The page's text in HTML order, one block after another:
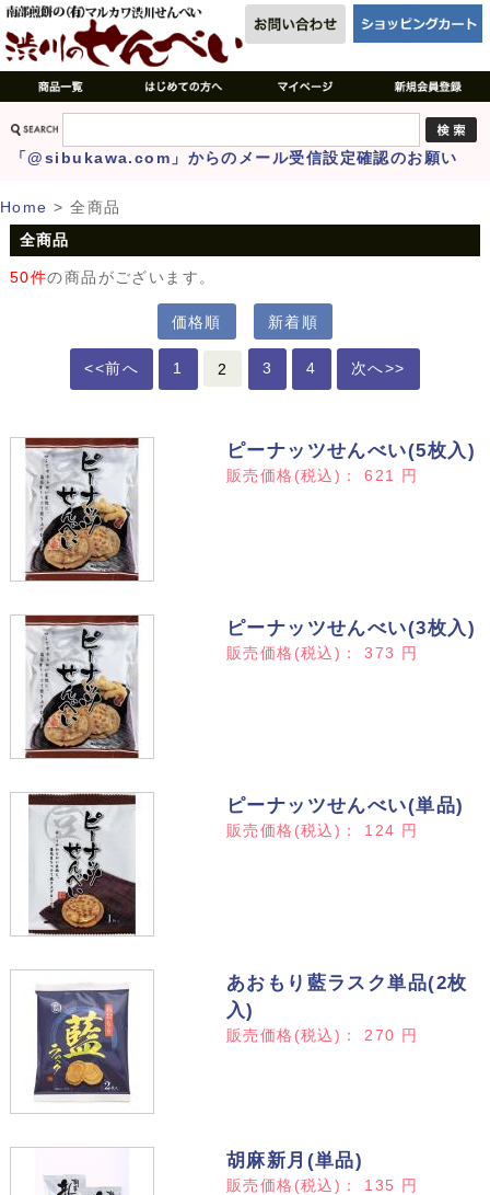
「@sibukawa.com」からのメール受信設定確認のお願い
Home >全商品
全商品
50件の商品がございます。
価格順 新着順
<<前へ 1 2 3 4 次へ>>
ピーナッツせんべい(5枚入)
販売価格(税込)：621 円
ピーナッツせんべい(3枚入)
販売価格(税込)：373 円
ピーナッツせんべい(単品)
販売価格(税込)： 124 円
あおもり藍ラスク単品(2枚
入)
販売価格(税込)： 270 円
胡麻新月(単品)
販売価格(税込)： 135 円